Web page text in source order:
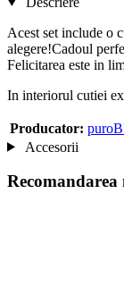
Acest set include o
alegere!Cadoul
Felicitarea este in
In interiorul cutiei
Producator:
Accesorii
Recomandarea